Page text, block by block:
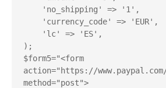
);
$form5="<form
action="https://
method="post">